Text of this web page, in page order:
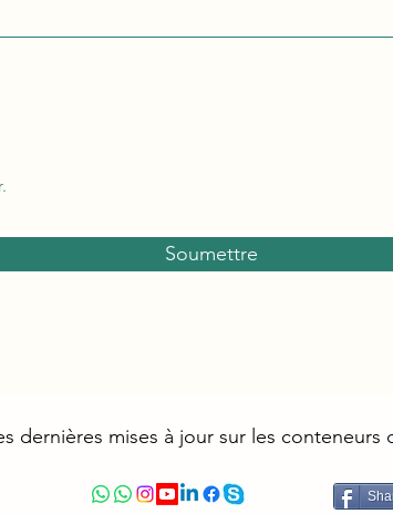
Soumettre
dernières mises à jour sur les conteneurs